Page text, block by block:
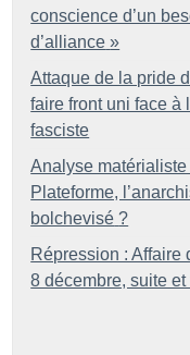
conscience d’un
d’alliance »
Attaque de la pride
faire front uni face à
fasciste
Analyse matérialiste
Plateforme,
bolchevisé ?
Répression : Affaire
8 décembre, suite et